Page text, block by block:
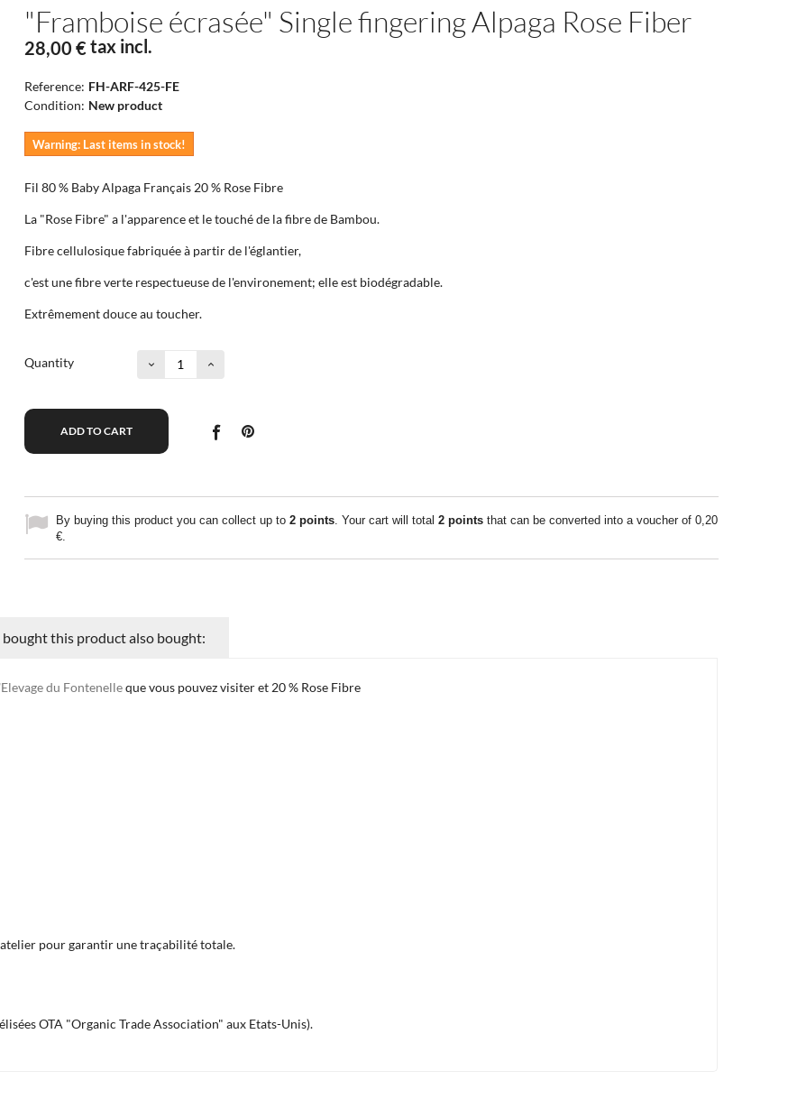
"Framboise écrasée" Single fingering Alpaga Rose Fiber
28,00 €tax incl.
Reference: FH-ARF-425-FE
Condition: New product
Warning: Last items in stock!
Fil 80 % Baby Alpaga Français 20 % Rose Fibre
La "Rose Fibre" a l'apparence et le touché de la fibre de Bambou.
Fibre cellulosique fabriquée à partir de l'églantier,
c'est une fibre verte respectueuse de l'environement; elle est biodégradable.
Extrêmement douce au toucher.
Quantity
ADD TO CART
By buying this product you can collect up to 2points. Your cart will total 2pointsthat can be converted into a voucher of 0,20
€.
this product also bought:
Elevage du Fontenelleque vous pouvez visiter et 20 % Rose Fibre
pour garantir une traçabilité totale.
OTA "Organic Trade Association" aux Etats-Unis).